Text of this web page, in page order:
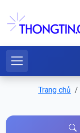
Trang chủ